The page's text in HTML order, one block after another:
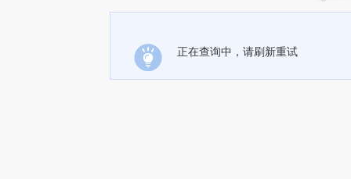
正在查询中，请刷新重试